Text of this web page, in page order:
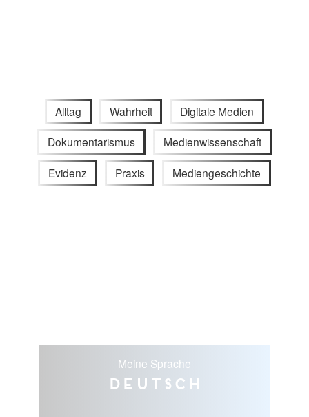
Alltag Wahrheit Digitale Medien
Dokumentarismus Medienwissenschaft
Evidenz Praxis Mediengeschichte
Meine Sprache
Deutsch